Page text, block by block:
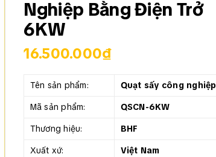
Nghiệp Bằng Điện Trở
6KW
16.500.000₫
Tên sản phẩm:
Quạt sấy công nghiệp
Mã sản phẩm:
QSCN-6KW
Thương hiệu:
BHF
Xuất xứ:
Việt Nam